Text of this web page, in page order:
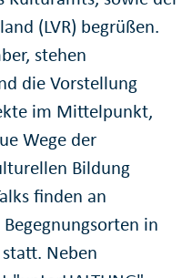
(LVR) begrüßen.
stehen
die Vorstellung
im Mittelpunkt,
Wege der
Bildung
finden an
in
Neben